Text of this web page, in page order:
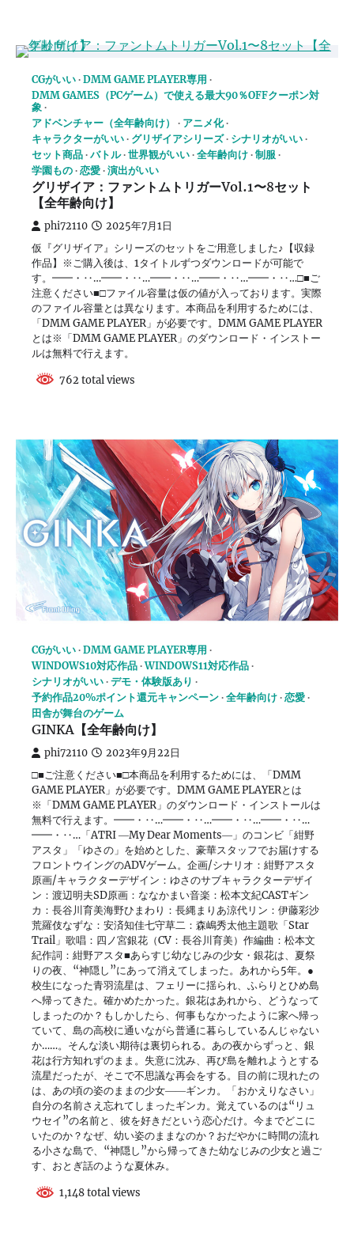
CGがいい DMM GAME PLAYER専用
DMM GAMES（PCゲーム）で使える最大90％OFFクーポン対
象
アドベンチャー（全年齢向け）
アニメ化
キャラクターがいい
グリザイアシリーズ
シナリオがいい
セット商品 バトル 世界観がいい 全年齢向け 制服
学園もの 恋愛 演出がいい
グリザイア：ファントムトリガーVol.1〜8セット
【全年齢向け】
phi72110 2025年7月1日
仮『グリザイア』シリーズのセットをご用意しました♪【収録
作品】※ご購入後は、1タイトルずつダウンロードが可能で
す。━━・‥…━━・‥…━━・‥…━━・‥…━━・‥…□■ご
注意ください■□ファイル容量は仮の値が入っております。実際
のファイル容量とは異なります。本商品を利用するためには、
「DMM GAME PLAYER」が必要です。DMM GAME PLAYER
とは※「DMM GAME PLAYER」のダウンロード・インストー
ルは無料で行えます。
762 total views
CGがいい DMM GAME PLAYER専用
WINDOWS10対応作品 WINDOWS11対応作品
シナリオがいい デモ・体験版あり
予約作品20%ポイント還元キャンペーン 全年齢向け 恋愛
田舎が舞台のゲーム
GINKA【全年齢向け】
phi72110 2023年9月22日
□■ご注意ください■□本商品を利用するためには、「DMM
GAME PLAYER」が必要です。DMM GAME PLAYERとは
※「DMM GAME PLAYER」のダウンロード・インストールは
無料で行えます。━━・‥…━━・‥…━━・‥…━━・‥…
━━・‥…「ATRI ―My Dear Moments―」のコンビ「紺野
アスタ」「ゆさの」を始めとした、豪華スタッフでお届けする
フロントウイングのADVゲーム。企画/シナリオ：紺野アスタ
原画/キャラクターデザイン：ゆさのサブキャラクターデザイ
ン：渡辺明夫SD原画：ななかまい音楽：松本文紀CASTギン
カ：長谷川育美海野ひまわり：長縄まりあ涼代リン：伊藤彩沙
荒羅伎なずな：安済知佳七守草二：森嶋秀太他主題歌「Star
Trail」歌唱：四ノ宮銀花（CV：長谷川育美）作編曲：松本文
紀作詞：紺野アスタ■あらすじ幼なじみの少女・銀花は、夏祭
りの夜、“神隠し”にあって消えてしまった。あれから5年。●
校生になった青羽流星は、フェリーに揺られ、ふらりとひめ島
へ帰ってきた。確かめたかった。銀花はあれから、どうなって
しまったのか？もしかしたら、何事もなかったように家へ帰っ
ていて、島の高校に通いながら普通に暮らしているんじゃない
か……。そんな淡い期待は裏切られる。あの夜からずっと、銀
花は行方知れずのまま。失意に沈み、再び島を離れようとする
流星だったが、そこで不思議な再会をする。目の前に現れたの
は、あの頃の姿のままの少女――ギンカ。「おかえりなさい」
自分の名前さえ忘れてしまったギンカ。覚えているのは“リュ
ウセイ”の名前と、彼を好きだという恋心だけ。今までどこに
いたのか？なぜ、幼い姿のままなのか？おだやかに時間の流れ
る小さな島で、“神隠し”から帰ってきた幼なじみの少女と過ご
す、おとぎ話のような夏休み。
1,148 total views